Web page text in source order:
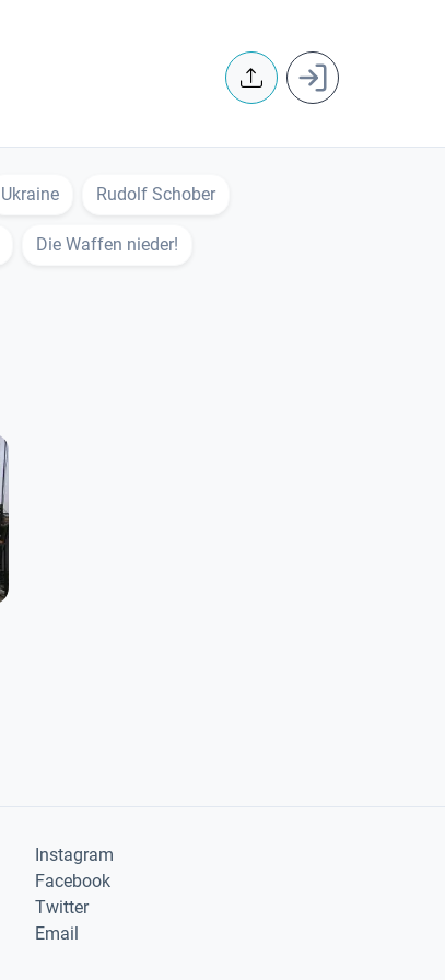
User
Ukraine Rudolf Schober
Die Waffen nieder!
Instagram
Facebook
Twitter
Email